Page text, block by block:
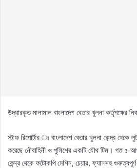
উদ্ধারকৃত মালামাল বাংলাদেশ বেতার খুলনা কর্তৃপক্ষের
স্টাফ রিপোর্টার ঃ বাংলাদেশ বেতার খুলনা কেন্দ্র থেকে
করেছে নৌবাহিনী ও পুলিশের একটি যৌথ টিম। গত ৫
কেন্দ্র থেকে ফটোকপি মেশিন, চেয়ার, ফ্যানসহ